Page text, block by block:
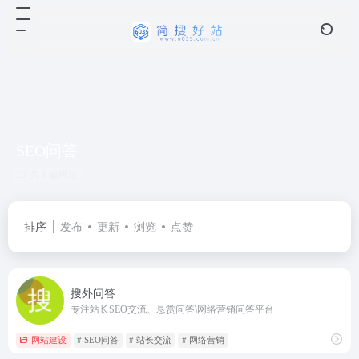
排序 发布 更新 浏览 点赞
搜外问答
专注站长SEO交流、悬赏问答\网络营销问答平台
网站建设 # SEO问答 # 站长交流 # 网络营销